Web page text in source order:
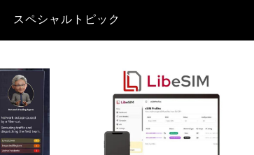
スペシャルトピック